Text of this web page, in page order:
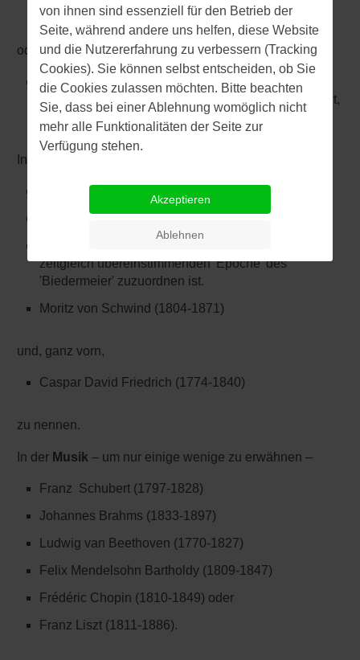
sowie im Stil der Neugotik erbaut wurde
oder, neben vielen anderen,
am ‚Neuen Rathaus‘
am Marienplatz in München,
das, ebenfalls im neugotischen Stil, ab 1867 geplant,
entworfen und 1905 fertiggestellt wurde.
In der
Eugéne Delacroix (1798-1863)
Philip Otto Runge (1777-1810)
zeitgleich übereinstimmenden 'Epoche' des
'Biedermeier' zuzuordnen ist.
Moritz von Schwind (1804-1871)
und, ganz vorn,
Caspar David Friedrich (1774-1840)
zu nennen.
In der Musik – um nur einige wenige zu erwähnen –
Franz Schubert (1797-1828)
Johannes Brahms (1833-1897)
Ludwig van Beethoven (1770-1827)
Felix Mendelsohn Bartholdy (1809-1847)
Frédéric Chopin (1810-1849) oder
Franz Liszt (1811-1886).
von ihnen sind essenziell für den Betrieb der
Seite, während andere uns helfen, diese Website
und die Nutzererfahrung zu verbessern (Tracking
Cookies). Sie können selbst entscheiden, ob Sie
die Cookies zulassen möchten. Bitte beachten
Sie, dass bei einer Ablehnung womöglich nicht
mehr alle Funktionalitäten der Seite zur
Verfügung stehen.
Akzeptieren
Ablehnen